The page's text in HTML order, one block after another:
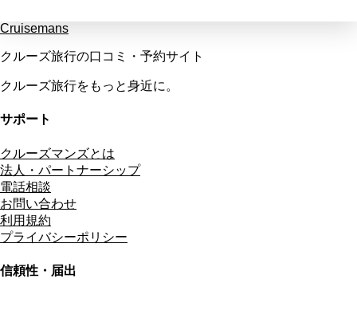
Cruisemans
クルーズ旅行の口コミ・予約サイト
クルーズ旅行をもっと身近に。
サポート
クルーズマンズとは
法人・パートナーシップ
電話相談
お問い合わせ
利用規約
プライバシーポリシー
信頼性・届出